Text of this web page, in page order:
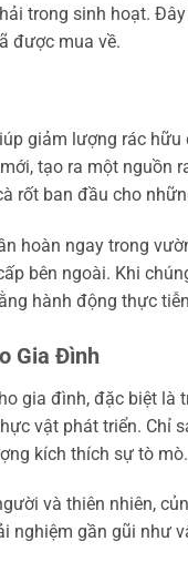
trong sinh hoạt.
được mua về.
giảm lượng rác
tạo ra một nguồn
rốt ban đầu cho
hoàn ngay trong
bên ngoài. Khi
hành động thực
Gia Đình
gia đình, đặc biệt là
vật phát triển. Chỉ
kích thích sự tò mò.
và thiên nhiên,
nghiệm gần gũi như